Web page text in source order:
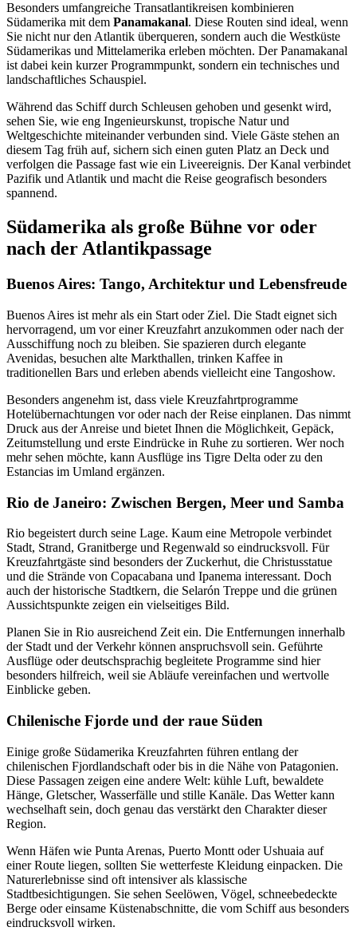
Besonders umfangreiche Transatlantikreisen kombinieren
Südamerika mit dem Panamakanal. Diese Routen sind ideal, wenn
Sie nicht nur den Atlantik überqueren, sondern auch die Westküste
Südamerikas und Mittelamerika erleben möchten. Der Panamakanal
ist dabei kein kurzer Programmpunkt, sondern ein technisches und
landschaftliches Schauspiel.
Während das Schiff durch Schleusen gehoben und gesenkt wird,
sehen Sie, wie eng Ingenieurskunst, tropische Natur und
Weltgeschichte miteinander verbunden sind. Viele Gäste stehen an
diesem Tag früh auf, sichern sich einen guten Platz an Deck und
verfolgen die Passage fast wie ein Liveereignis. Der Kanal verbindet
Pazifik und Atlantik und macht die Reise geografisch besonders
spannend.
Südamerika als große Bühne vor oder
nach der Atlantikpassage
Buenos Aires: Tango, Architektur und Lebensfreude
Buenos Aires ist mehr als ein Start oder Ziel. Die Stadt eignet sich
hervorragend, um vor einer Kreuzfahrt anzukommen oder nach der
Ausschiffung noch zu bleiben. Sie spazieren durch elegante
Avenidas, besuchen alte Markthallen, trinken Kaffee in
traditionellen Bars und erleben abends vielleicht eine Tangoshow.
Besonders angenehm ist, dass viele Kreuzfahrtprogramme
Hotelübernachtungen vor oder nach der Reise einplanen. Das nimmt
Druck aus der Anreise und bietet Ihnen die Möglichkeit, Gepäck,
Zeitumstellung und erste Eindrücke in Ruhe zu sortieren. Wer noch
mehr sehen möchte, kann Ausflüge ins Tigre Delta oder zu den
Estancias im Umland ergänzen.
Rio de Janeiro: Zwischen Bergen, Meer und Samba
Rio begeistert durch seine Lage. Kaum eine Metropole verbindet
Stadt, Strand, Granitberge und Regenwald so eindrucksvoll. Für
Kreuzfahrtgäste sind besonders der Zuckerhut, die Christusstatue
und die Strände von Copacabana und Ipanema interessant. Doch
auch der historische Stadtkern, die Selarón Treppe und die grünen
Aussichtspunkte zeigen ein vielseitiges Bild.
Planen Sie in Rio ausreichend Zeit ein. Die Entfernungen innerhalb
der Stadt und der Verkehr können anspruchsvoll sein. Geführte
Ausflüge oder deutschsprachig begleitete Programme sind hier
besonders hilfreich, weil sie Abläufe vereinfachen und wertvolle
Einblicke geben.
Chilenische Fjorde und der raue Süden
Einige große Südamerika Kreuzfahrten führen entlang der
chilenischen Fjordlandschaft oder bis in die Nähe von Patagonien.
Diese Passagen zeigen eine andere Welt: kühle Luft, bewaldete
Hänge, Gletscher, Wasserfälle und stille Kanäle. Das Wetter kann
wechselhaft sein, doch genau das verstärkt den Charakter dieser
Region.
Wenn Häfen wie Punta Arenas, Puerto Montt oder Ushuaia auf
einer Route liegen, sollten Sie wetterfeste Kleidung einpacken. Die
Naturerlebnisse sind oft intensiver als klassische
Stadtbesichtigungen. Sie sehen Seelöwen, Vögel, schneebedeckte
Berge oder einsame Küstenabschnitte, die vom Schiff aus besonders
eindrucksvoll wirken.